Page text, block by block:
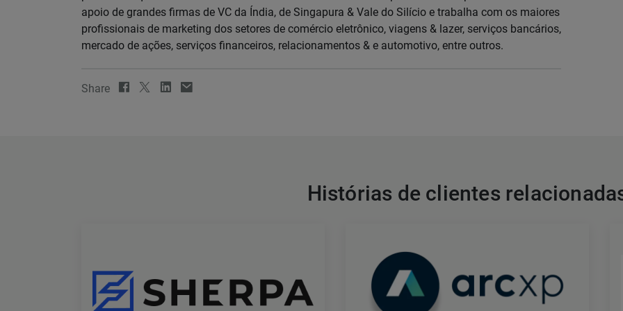
apoio de grandes firmas de VC da Índia, de Singapura & Vale do Silício e trabalha com os maiores
profissionais de marketing dos setores de comércio eletrônico, viagens & lazer, serviços bancários,
mercado de ações, serviços financeiros, relacionamentos & e automotivo, entre outros.
Share
Histórias de clientes